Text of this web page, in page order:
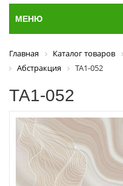
МЕНЮ
Главная Каталог товаров
Абстракция
ТА1-052
ТА1-052